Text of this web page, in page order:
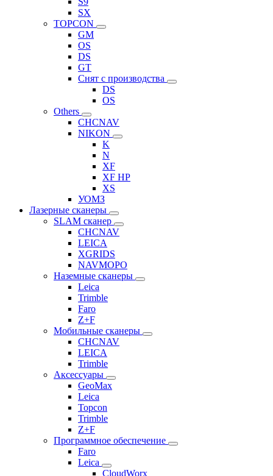
SX
TOPCON
GM
OS
DS
GT
Снят с производства
DS
OS
Others
CHCNAV
NIKON
K
N
XF
XF HP
XS
УОМЗ
Лазерные сканеры
SLAM сканер
CHCNAV
LEICA
XGRIDS
NAVMOPO
Наземные сканеры
Leica
Trimble
Faro
Z+F
Мобильные сканеры
CHCNAV
LEICA
Trimble
Аксессуары
GeoMax
Leica
Topcon
Trimble
Z+F
Программное обеспечение
Faro
Leica
CloudWorx